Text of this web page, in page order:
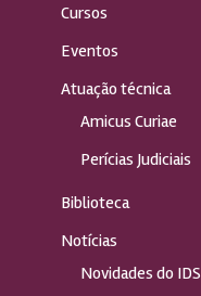
Cursos
Eventos
Atuação técnica
Amicus Curiae
Perícias Judiciais
Biblioteca
Notícias
Novidades do IDS